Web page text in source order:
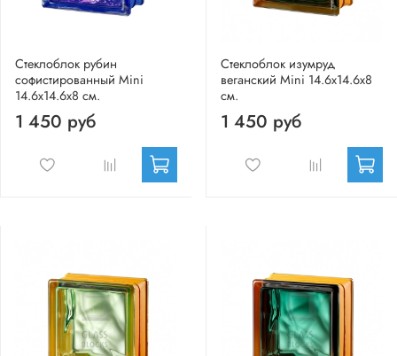
Стеклоблок рубин
софистированный Mini
14.6x14.6x8 см.
1 450 руб
Стеклоблок изумруд
веганский Mini 14.6x14.6x8
см.
1 450 руб